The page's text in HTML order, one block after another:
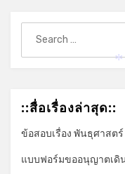
for:
::สื่อเรื่องล่าสุด::
ข้อสอบเรื่อง พันธุศาสต
แบบฟอร์มขออนุญาตเดิ